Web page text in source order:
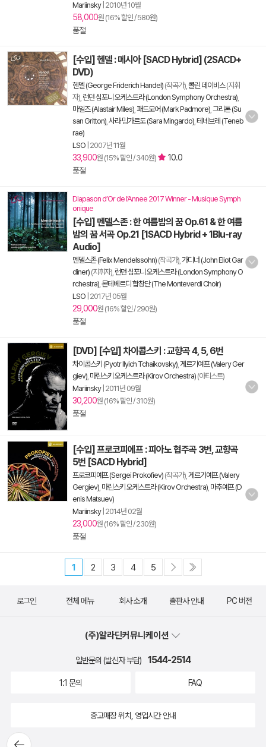
Mariinsky| 2010년 10월
58,000원 (16% 할인 / 580원)
품절
[수입] 헨델 : 메시아 [SACD Hybrid] (2SACD+
DVD)
헨델 (George Friderich Handel) (작곡가), 콜린 데이비스(지휘
자), 런던 심포니 오케스트라 (London Symphony Orchestra)
마일즈 (Alastair Miles) 패드모어 (Mark Padmore) 그리톤 (Su
san Gritton) 사라 밍가르도 (Sara Mingardo) 테네브레 (Teneb
rae)
LSO 2007년 11월
33,900원 (15% 할인 / 340원)
10.0
품절
Diapason d’Or de l’Annee 2017 Winner - Musique Symph
onique
[수입] 멘델스존 : 한 여름밤의 꿈 Op.61 & 한 여름
밤의 꿈 서곡 Op.21 [1SACD Hybrid + 1Blu-ray
Audio]
멘델스존 (Felix Mendelssohn) (작곡가), 가디너 (John Eliot Gar
diner) (지휘자), 런던 심포니 오케스트라 (London Symphony O
rchestra) 몬테베르디 합창단 (The Monteverdi Choir)
LSO 2017년 05월
29,000원 (16% 할인 / 290원)
품절
[DVD] [수입] 차이콥스키 : 교향곡 4, 5, 6번
차이콥스키 (Pyotr Ilyich Tchaikovsky) 게르기예프 (Valery Ger
giev) 마린스키 오케스트라 (Kirov Orchestra) (아티스트)
Mariinsky| 2011년 09월
30,200원 (16% 할인 / 310원)
품절
[수입] 프로코피에프 : 피아노 협주곡 3번, 교향곡
5번 [SACD Hybrid]
프로코피예프 (Sergei Prokofiev) (작곡가), 게르기예프 (Valery
Gergiev) 마린스키 오케스트라 (Kirov Orchestra) 마추예프 (D
enis Matsuev)
Mariinsky| 2014년 02월
23,000원 (16% 할인 / 230원)
품절
1 2 3 4 5
뒤로가
로그인 전체 메뉴 회사 소개 출판사 안내 PC 버전
(주)알라딘커뮤니케이션
일반문의 (발신자 부담) 1544-2514
1:1 문의 FAQ
중고매장 위치, 영업시간 안내